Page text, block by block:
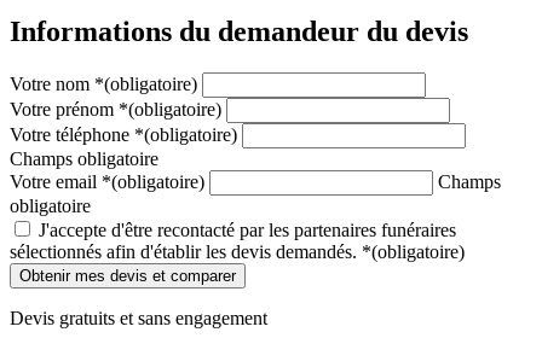
Informations du demandeur du devis
Votre nom *(obligatoire)
Votre prénom *(obligatoire)
Votre téléphone *(obligatoire)
Champs obligatoire
Votre email *(obligatoire)
Champs
obligatoire
J'accepte d'être recontacté par les partenaires funéraires
sélectionnés afin d'établir les devis demandés. *(obligatoire)
Devis gratuits et sans engagement